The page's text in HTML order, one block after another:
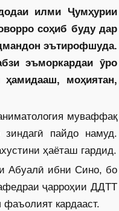
илми Ҷумҳурии
соҳиб буду дар
эътироф­шуда.
эъморкардаи ӯро
моҳиятан,
муваффақ
пайдо намуд.
ҳаёташ гардид.
Абуалӣ ибни Сино, бо
ҷарроҳии ДДТТ
кардааст.